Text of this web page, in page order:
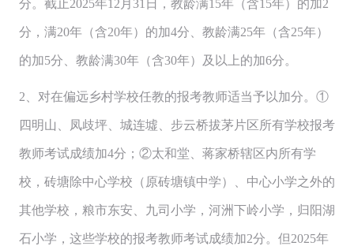
分。截止2025年12月31日，教龄满15年（含15年）的加2
分，满20年（含20年）的加4分、教龄满25年（含25年）
的加5分、教龄满30年（含30年）及以上的加6分。
2、对在偏远乡村学校任教的报考教师适当予以加分。①
四明山、凤歧坪、城连墟、步云桥拔茅片区所有学校报考
教师考试成绩加4分；②太和堂、蒋家桥辖区内所有学
校，砖塘除中心学校（原砖塘镇中学）、中心小学之外的
其他学校，粮市东安、九司小学，河洲下岭小学，归阳湖
石小学，这些学校的报考教师考试成绩加2分。但2025年